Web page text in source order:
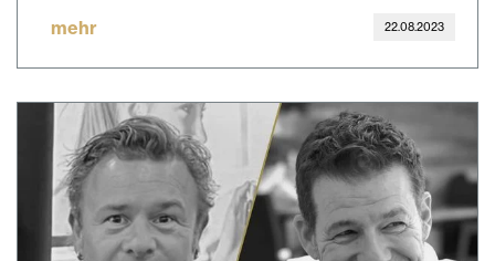
mehr 22.08.2023